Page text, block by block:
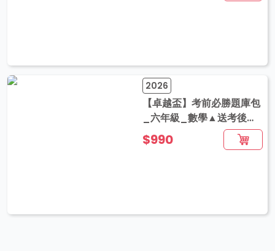
2026
【卓越盃】考前必勝題庫包
_六年級_數學▲送考後影
音解題
$990